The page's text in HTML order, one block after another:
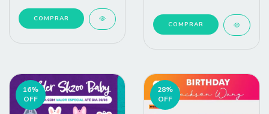
COMPRAR
16%
OFF
28%
OFF